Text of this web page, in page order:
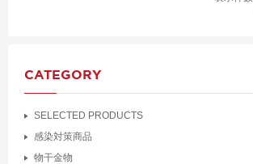
CATEGORY
SELECTED PRODUCTS
感染対策商品
物干金物